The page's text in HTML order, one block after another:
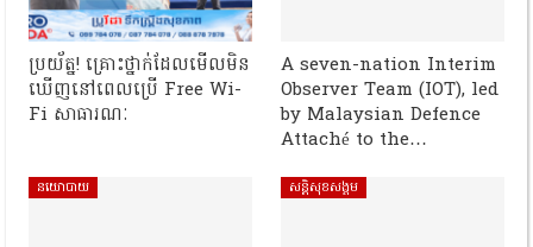
ប្រយ័ត្ន! គ្រោះថ្នាក់ដែលមើលមិន
ឃើញនៅពេលប្រើ Free Wi-
Fi សាធារណៈ
A seven-nation Interim
Observer Team (IOT), led
by Malaysian Defence
Attaché to the…
នយោបាយ សន្តិសុខសង្គម